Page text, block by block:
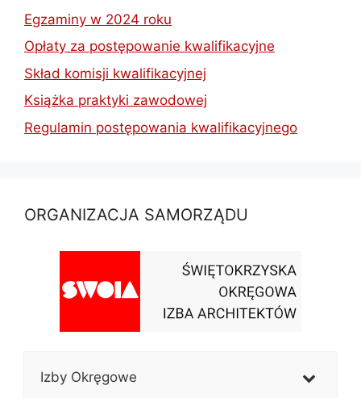
Egzaminy w 2024 roku
Opłaty za postępowanie kwalifikacyjne
Skład komisji kwalifikacyjnej
Książka praktyki zawodowej
Regulamin postępowania kwalifikacyjnego
ORGANIZACJA SAMORZĄDU
Izby Okręgowe